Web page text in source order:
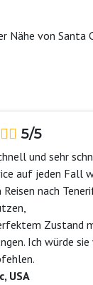
Nähe von Santa
5/5
und sehr
auf jeden Fall
nach
Zustand
Ich würde
USA